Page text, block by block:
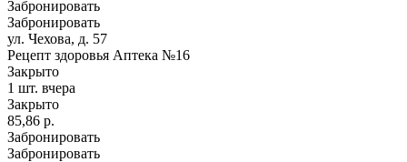
Забронировать
Забронировать
ул. Чехова, д. 57
Рецепт здоровья Аптека №16
Закрыто
1 шт. вчера
Закрыто
85,86 р.
Забронировать
Забронировать